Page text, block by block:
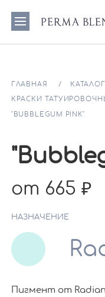
ГЛАВНАЯ КАТАЛОГ
КРАСКИ
"BUBBLEGUM PINK"
от 665
НАЗНАЧЕНИЕ
Пигмент от